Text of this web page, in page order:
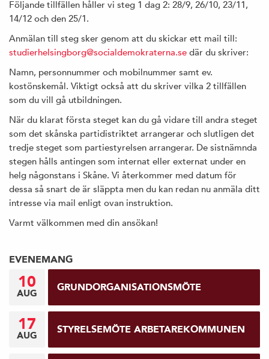
Följande tillfällen håller vi steg 1 dag 2: 28/9, 26/10, 23/11,
14/12 och den 25/1.
Anmälan till steg sker genom att du skickar ett mail till:
studierhelsingborg@socialdemokraterna.se där du skriver:
Namn, personnummer och mobilnummer samt ev.
kostönskemål. Viktigt också att du skriver vilka 2 tillfällen
som du vill gå utbildningen.
När du klarat första steget kan du gå vidare till andra steget
som det skånska partidistriktet arrangerar och slutligen det
tredje steget som partiestyrelsen arrangerar. De sistnämnda
stegen hålls antingen som internat eller externat under en
helg någonstans i Skåne. Vi återkommer med datum för
dessa så snart de är släppta men du kan redan nu anmäla ditt
intresse via mail enligt ovan instruktion.
Varmt välkommen med din ansökan!
EVENEMANG
10
AUG GRUNDORGANISATIONSMÖTE
17
AUG STYRELSEMÖTE ARBETAREKOMMUNEN